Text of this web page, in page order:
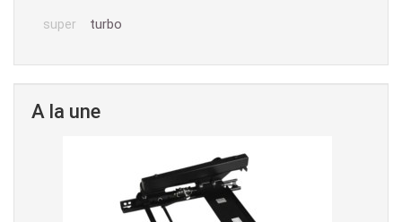
super turbo
A la une